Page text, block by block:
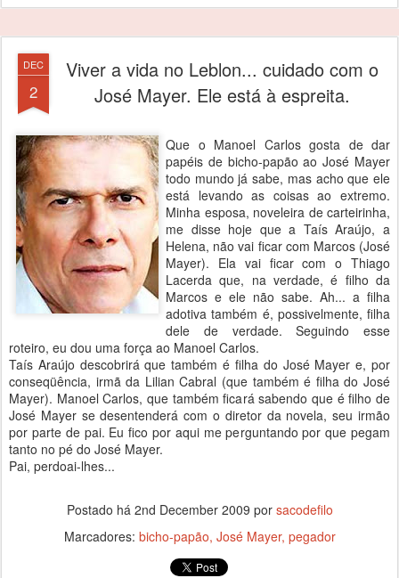
DEC
2
Viver a vida no Leblon... cuidado com o
José Mayer. Ele está à espreita.
Que o Manoel Carlos gosta de dar
papéis de bicho-papão ao José Mayer
todo mundo já sabe, mas acho que ele
está levando as coisas ao extremo.
Minha esposa, noveleira de carteirinha,
me disse hoje que a Taís Araújo, a
Helena, não vai ficar com Marcos (José
Mayer). Ela vai ficar com o Thiago
Lacerda que, na verdade, é filho da
Marcos e ele não sabe. Ah... a filha
adotiva também é, possivelmente, filha
dele de verdade. Seguindo esse
roteiro, eu dou uma força ao Manoel Carlos.
Taís Araújo descobrirá que também é filha do José Mayer e, por
conseqüência, irmã da Lilian Cabral (que também é filha do José
Mayer). Manoel Carlos, que também ficará sabendo que é filho de
José Mayer se desentenderá com o diretor da novela, seu irmão
por parte de pai. Eu fico por aqui me perguntando por que pegam
tanto no pé do José Mayer.
Pai, perdoai-lhes...
Postado há 2nd December 2009 por sacodefilo
Marcadores: bicho-papão José Mayer pegador